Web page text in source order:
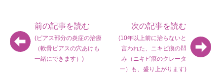
前の記事を読む
(ピアス部分の炎症の治療
（軟骨ピアスの穴あけも
一緒にできます）)
次の記事を読む
(10年以上前に治らないと
言われた、ニキビ痕の凹
み（ニキビ痕のクレータ
ー）も、盛り上がります)